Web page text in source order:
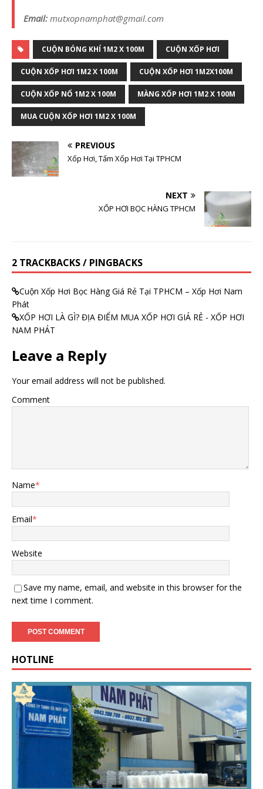
Email: mutxopnamphat@gmail.com
CUỘN BÓNG KHÍ 1M2 X 100M CUỘN XỐP HƠI
CUỘN XỐP HƠI 1M2 X 100M CUỘN XỐP HƠI 1M2X100M
CUỘN XỐP NỔ 1M2 X 100M MÀNG XỐP HƠI 1M2 X 100M
MUA CUỘN XỐP HƠI 1M2 X 100M
PREVIOUS
Xốp Hơi, Tấm Xốp Hơi Tại TPHCM
NEXT
XỐP HƠI BỌC HÀNG TPHCM
2 TRACKBACKS / PINGBACKS
Cuộn Xốp Hơi Bọc Hàng Giá Rẻ Tại TPHCM – Xốp Hơi Nam
Phát
XỐP HƠI LÀ GÌ? ĐỊA ĐIỂM MUA XỐP HƠI GIÁ RẺ - XỐP HƠI
NAM PHÁT
Leave a Reply
Your email address will not be published.
Comment
Name*
Email*
Website
Save my name, email, and website in this browser for the
next time I comment.
HOTLINE